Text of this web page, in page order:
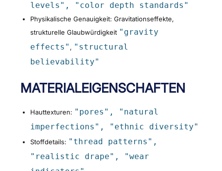
levels", "color depth standards"
Physikalische Genauigkeit: Gravitationseffekte,
strukturelle Glaubwürdigkeit "gravity
effects" , "structural
believability"
MATERIALEIGENSCHAFTEN
Hauttexturen: "pores", "natural
imperfections", "ethnic diversity"
Stoffdetails: "thread patterns",
"realistic drape", "wear